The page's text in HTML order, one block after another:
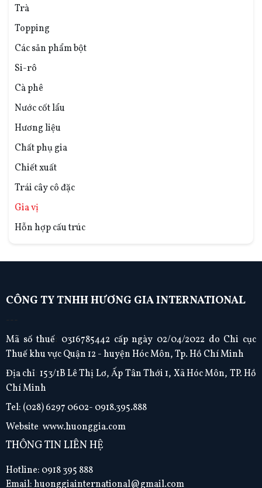
Trà
Topping
Các sản phẩm bột
Si-rô
Cà phê
Nước cốt lẩu
Hương liệu
Chất phụ gia
Chiết xuất
Trái cây cô đặc
Gia vị
Hỗn hợp cấu trúc
CÔNG TY TNHH HƯƠNG GIA INTERNATIONAL
---
Mã số thuế: 0316785442 cấp ngày 02/04/2022 do Chi cục
Thuế khu vực Quận 12 - huyện Hóc Môn, Tp. Hồ Chí Minh
Địa chỉ: 153/1B Lê Thị Lơ, Ấp Tân Thới 1, Xã Hóc Môn, TP. Hồ
Chí Minh
Tel: (028) 6297 0602- 0918.395.888
Website:www.huonggia.com
THÔNG TIN LIÊN HỆ
Hotline: 0918 395 888
Email: huonggiainternational@gmail.com